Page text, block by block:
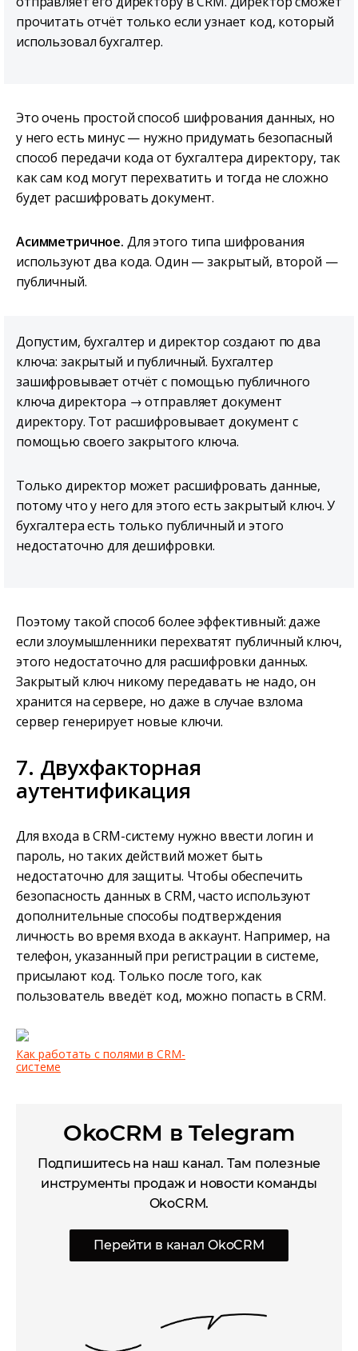
прочитать отчёт только если узнает код, который
использовал бухгалтер.
Это очень простой способ шифрования данных, но
у него есть минус — нужно придумать безопасный
способ передачи кода от бухгалтера директору, так
как сам код могут перехватить и тогда не сложно
будет расшифровать документ.
Асимметричное. Для этого типа шифрования
используют два кода. Один — закрытый, второй —
публичный.
Допустим, бухгалтер и директор создают по два
ключа: закрытый и публичный. Бухгалтер
зашифровывает отчёт с помощью публичного
ключа директора → отправляет документ
директору. Тот расшифровывает документ с
помощью своего закрытого ключа.
Только директор может расшифровать данные,
потому что у него для этого есть закрытый ключ. У
бухгалтера есть только публичный и этого
недостаточно для дешифровки.
Поэтому такой способ более эффективный: даже
если злоумышленники перехватят публичный ключ,
этого недостаточно для расшифровки данных.
Закрытый ключ никому передавать не надо, он
хранится на сервере, но даже в случае взлома
сервер генерирует новые ключи.
7. Двухфакторная
аутентификация
Для входа в CRM-систему нужно ввести логин и
пароль, но таких действий может быть
недостаточно для защиты. Чтобы обеспечить
безопасность данных в CRM, часто используют
дополнительные способы подтверждения
личность во время входа в аккаунт. Например, на
телефон, указанный при регистрации в системе,
присылают код. Только после того, как
пользователь введёт код, можно попасть в CRM.
Как работать с полями в CRM-
системе
OkoCRM в Telegram
Подпишитесь на наш канал. Там полезные
инструменты продаж и новости команды
OkoCRM.
Перейти в канал OkoCRM